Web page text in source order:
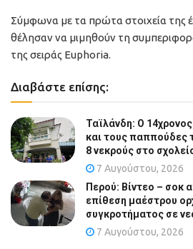
Σύμφωνα με τα πρώτα στοιχεία της
θέλησαν να μιμηθούν τη
της σειράς Euphoria.
Διαβάστε επίσης:
Ταϊλάνδη: Ο
και τους παππούδες
8 νεκρούς στο
7 Αυγούστου, 2026
Περού: Βίντεο – σοκ
επίθεση μαέστρου
συγκροτήματος σε
7 Αυγούστου, 2026